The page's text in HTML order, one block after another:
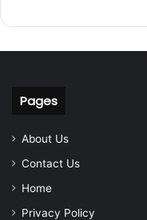
Pages
About Us
Contact Us
Home
Privacy Policy